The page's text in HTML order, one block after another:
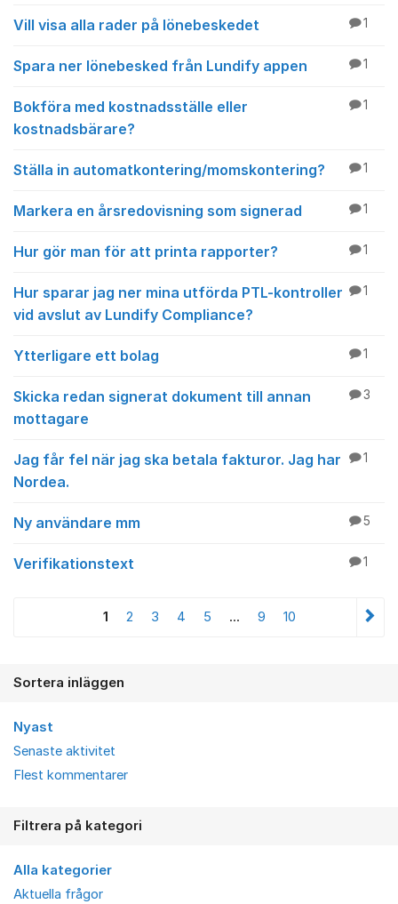
Vill visa alla rader på lönebeskedet 1
Spara ner lönebesked från Lundify appen 1
Bokföra med kostnadsställe eller
kostnadsbärare?
1
Ställa in automatkontering/momskontering? 1
Markera en årsredovisning som signerad 1
Hur gör man för att printa rapporter? 1
Hur sparar jag ner mina utförda PTL-kontroller
vid avslut av Lundify Compliance?
1
Ytterligare ett bolag 1
Skicka redan signerat dokument till annan
mottagare
3
Jag får fel när jag ska betala fakturor. Jag har
Nordea.
1
Ny användare mm 5
Verifikationstext 1
1 2 3 4 5 ... 9 10
Sortera inläggen
Nyast
Senaste aktivitet
Flest kommentarer
Filtrera på kategori
Alla kategorier
Aktuella frågor